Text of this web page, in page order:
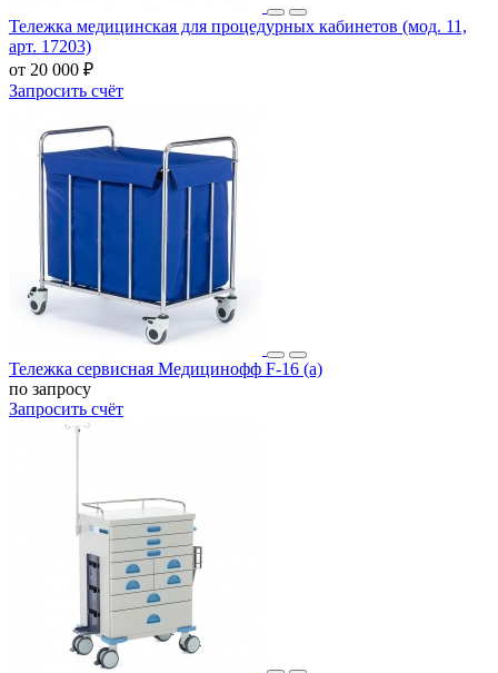
Тележка медицинская для процедурных кабинетов (мод. 11,
арт. 17203)
от 20 000 ₽
Запросить счёт
Тележка сервисная Медицинофф F-16 (a)
по запросу
Запросить счёт